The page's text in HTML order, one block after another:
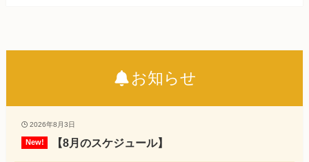
お知らせ
2026年8月3日
【8月のスケジュール】